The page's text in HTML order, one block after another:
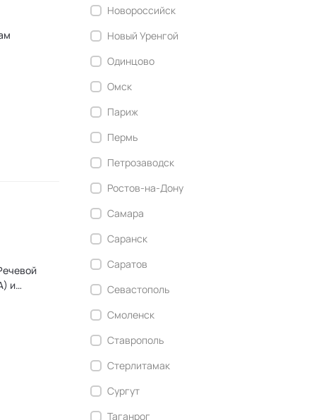
и
Новороссийск
Новый Уренгой
Одинцово
Омск
Париж
Пермь
Петрозаводск
Ростов-на-Дону
Самара
Саранск
Саратов
Севастополь
Смоленск
Ставрополь
Стерлитамак
Сургут
Таганрог